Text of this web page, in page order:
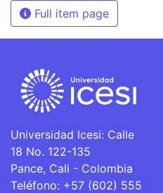
Full item page
Universidad Icesi: Calle
18 No. 122-135
Pance, Cali - Colombia
Teléfono: +57 (602) 555